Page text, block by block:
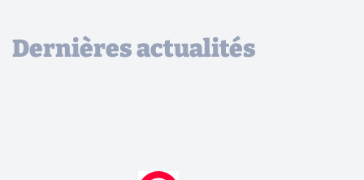
Dernières actualités